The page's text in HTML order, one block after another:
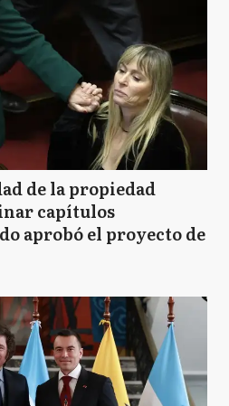
de la propiedad
capítulos
aprobó el proyecto de